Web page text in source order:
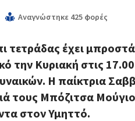
Αναγνώστηκε 425 φορές
τετράδας έχει
την Κυριακή στις
Η παίκτρια
τους Μπόζιτσα
στον Υμηττό.